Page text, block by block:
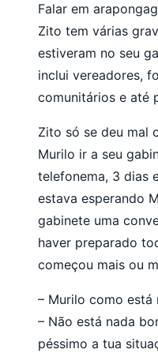
Falar em
Zito tem várias
estiveram no seu
inclui vereadores,
comunitários e até
Zito só se deu mal
Murilo ir a seu
telefonema, 3 dias
estava esperando
gabinete uma
haver preparado
começou mais ou
– Murilo como está
– Não está nada
péssimo a tua